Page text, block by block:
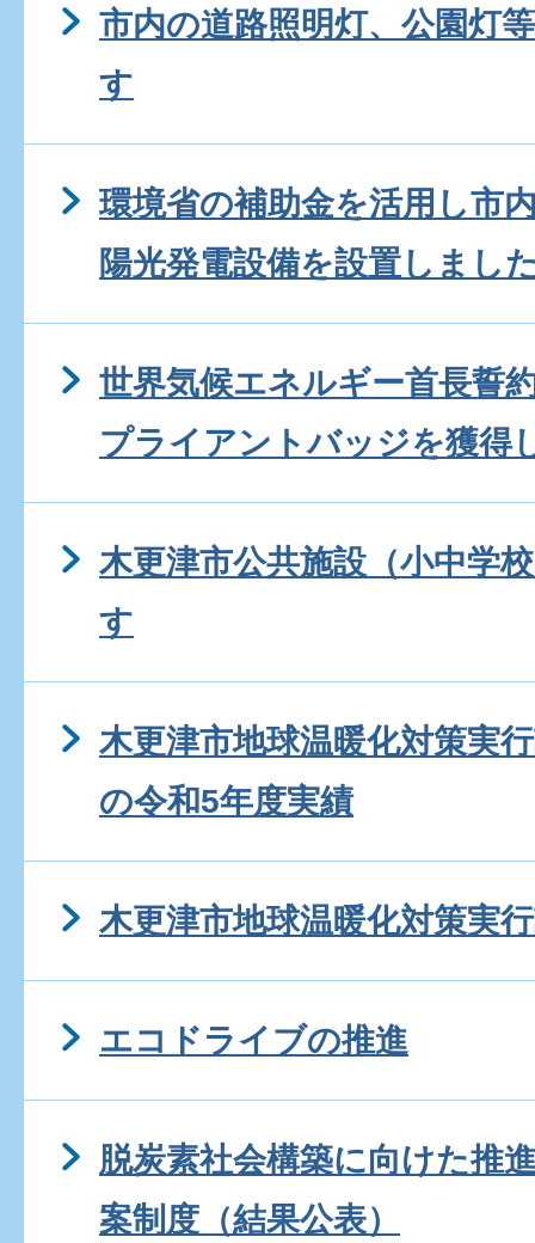
市内の道路照明灯、公園灯
す
環境省の補助金を活用し市
陽光発電設備を設置しまし
世界気候エネルギー首長誓
プライアントバッジを獲得
木更津市公共施設（小中学
す
木更津市地球温暖化対策実
の令和5年度実績
木更津市地球温暖化対策実
エコドライブの推進
脱炭素社会構築に向けた推
案制度（結果公表）